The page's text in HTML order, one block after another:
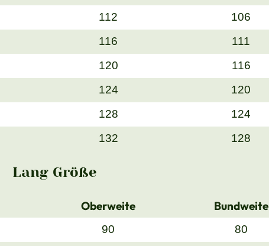
112 106
116 111
120 116
124 120
128 124
132 128
Lang Größe
Oberweite
Bundweite
90 80